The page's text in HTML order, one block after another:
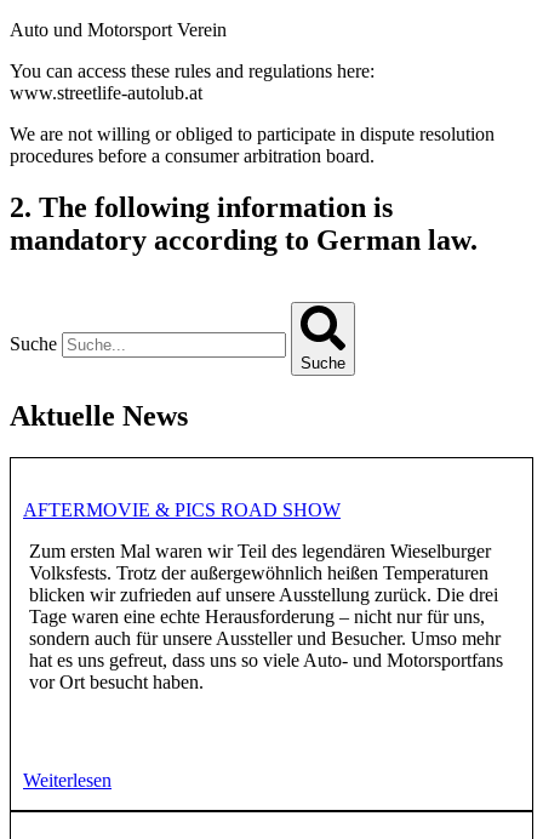
Auto und Motorsport Verein
You can access these rules and regulations here:
www.streetlife-autolub.at
We are not willing or obliged to participate in dispute resolution
procedures before a consumer arbitration board.
2. The following information is
mandatory according to German law.
Suche
Suche
Aktuelle News
AFTERMOVIE & PICS ROAD SHOW
Zum ersten Mal waren wir Teil des legendären Wieselburger
Volksfests. Trotz der außergewöhnlich heißen Temperaturen
blicken wir zufrieden auf unsere Ausstellung zurück. Die drei
Tage waren eine echte Herausforderung – nicht nur für uns,
sondern auch für unsere Aussteller und Besucher. Umso mehr
hat es uns gefreut, dass uns so viele Auto- und Motorsportfans
vor Ort besucht haben.
Weiterlesen